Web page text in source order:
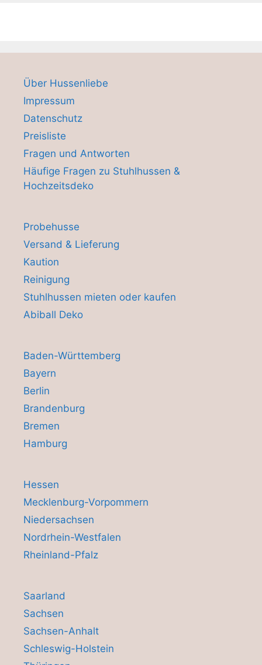
Über Hussenliebe
Impressum
Datenschutz
Preisliste
Fragen und Antworten
Häufige Fragen zu Stuhlhussen &
Hochzeitsdeko
Probehusse
Versand & Lieferung
Kaution
Reinigung
Stuhlhussen mieten oder kaufen
Abiball Deko
Baden-Württemberg
Bayern
Berlin
Brandenburg
Bremen
Hamburg
Hessen
Mecklenburg-Vorpommern
Niedersachsen
Nordrhein-Westfalen
Rheinland-Pfalz
Saarland
Sachsen
Sachsen-Anhalt
Schleswig-Holstein